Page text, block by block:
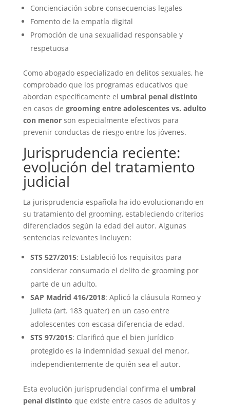
Concienciación sobre consecuencias legales
Fomento de la empatía digital
Promoción de una sexualidad responsable y
respetuosa
Como abogado especializado en delitos sexuales, he
comprobado que los programas educativos que
abordan específicamente el umbral penal distinto
en casos de grooming entre adolescentes vs. adulto
con menorson especialmente efectivos para
prevenir conductas de riesgo entre los jóvenes.
Jurisprudencia reciente:
evolución del tratamiento
judicial
La jurisprudencia española ha ido evolucionando en
su tratamiento del grooming, estableciendo criterios
diferenciados según la edad del autor. Algunas
sentencias relevantes incluyen:
STS 527/2015: Estableció los requisitos para
considerar consumado el delito de grooming por
parte de un adulto.
SAP Madrid 416/2018: Aplicó la cláusula Romeo y
Julieta (art. 183 quater) en un caso entre
adolescentes con escasa diferencia de edad.
STS 97/2015: Clarificó que el bien jurídico
protegido es la indemnidad sexual del menor,
independientemente de quién sea el autor.
Esta evolución jurisprudencial confirma el umbral
penal distinto que existe entre casos de adultos y